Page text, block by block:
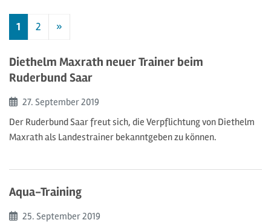
1 2 »Nächste
Diethelm Maxrath neuer Trainer beim
Ruderbund Saar
Beginn:
27. September2019
Der Ruderbund Saar freut sich, die Verpflichtung von Diethelm
Maxrath als Landestrainer bekanntgeben zu können.
Aqua-Training
Beginn:
25. September2019